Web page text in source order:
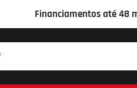
Financiamentos até 48